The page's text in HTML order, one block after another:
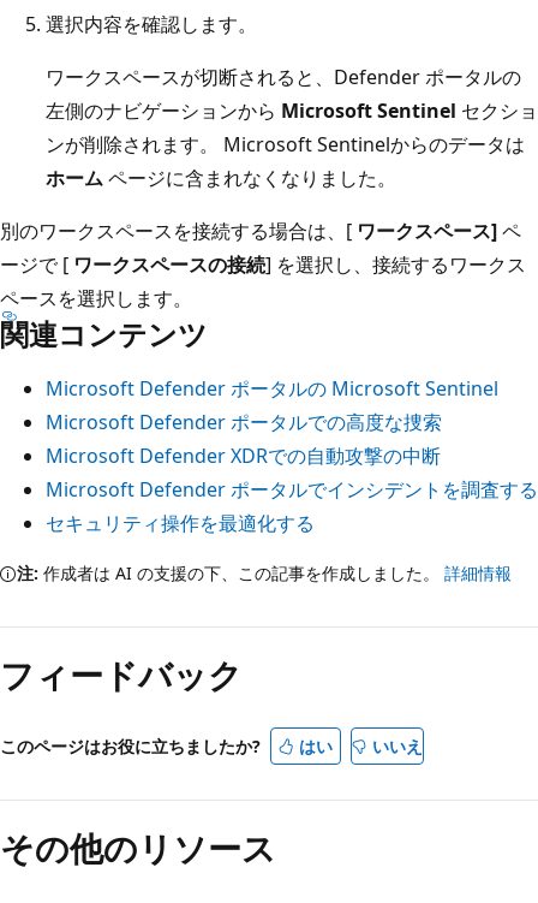
選択内容を確認します。
ワークスペースが切断されると、Defender ポータルの
左側のナビゲーションから Microsoft Sentinel セクショ
ンが削除されます。 Microsoft Sentinelからのデータは
ホームページに含まれなくなりました。
別のワークスペースを接続する場合は、[ ワークスペース]ペ
ージで [ ワークスペースの接続] を選択し、接続するワークス
ペースを選択します。
関連コンテンツ
Microsoft Defender ポータルの Microsoft Sentinel
Microsoft Defender ポータルでの高度な捜索
Microsoft Defender XDRでの自動攻撃の中断
Microsoft Defender ポータルでインシデントを調査する
セキュリティ操作を最適化する
注: 作成者は AI の支援の下、この記事を作成しました。 詳細情報
フィードバック
このページはお役に立ちましたか? はい いいえ
その他のリソース